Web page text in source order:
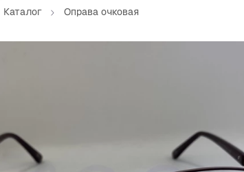
Каталог Оправа очковая